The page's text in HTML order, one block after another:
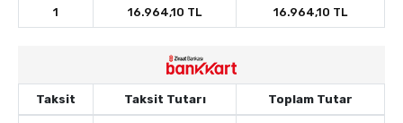
1 16.964,10 TL 16.964,10 TL
Taksit Taksit Tutarı Toplam Tutar